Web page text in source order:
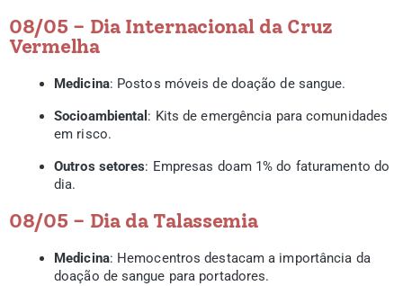
08/05 – Dia Internacional da Cruz
Vermelha
Medicina: Postos móveis de doação de sangue.
Socioambiental : Kits de emergência para comunidades
em risco.
Outros setores: Empresas doam 1% do faturamento do
dia.
08/05 – Dia da Talassemia
Medicina: Hemocentros destacam a importância da
doação de sangue para portadores.